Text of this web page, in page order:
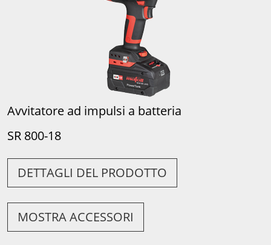
Avvitatore ad impulsi a batteria
SR 800-18
DETTAGLI DEL PRODOTTO
MOSTRA ACCESSORI